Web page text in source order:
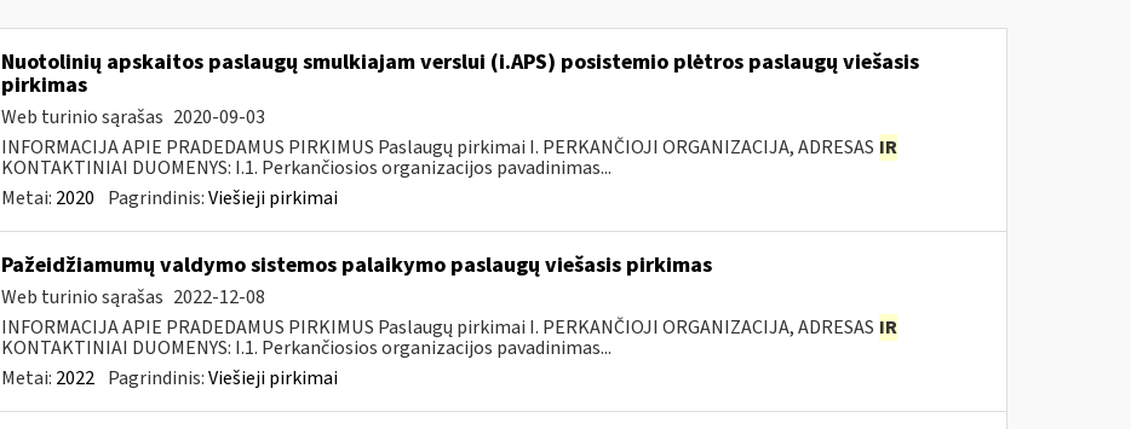
Nuotolinių apskaitos paslaugų smulkiajam verslui (i.APS) posistemio plėtros paslaugų viešasis
pirkimas
Web turinio sąrašas 2020-09-03
INFORMACIJA APIE PRADEDAMUS PIRKIMUS Paslaugų pirkimai I. PERKANČIOJI ORGANIZACIJA, ADRESAS IR
KONTAKTINIAI DUOMENYS: I.1. Perkančiosios organizacijos pavadinimas...
Metai: 2020 Pagrindinis:Viešieji pirkimai
Pažeidžiamumų valdymo sistemos palaikymo paslaugų viešasis pirkimas
Web turinio sąrašas 2022-12-08
INFORMACIJA APIE PRADEDAMUS PIRKIMUS Paslaugų pirkimai I. PERKANČIOJI ORGANIZACIJA, ADRESAS IR
KONTAKTINIAI DUOMENYS: I.1. Perkančiosios organizacijos pavadinimas...
Metai: 2022 Pagrindinis:Viešieji pirkimai